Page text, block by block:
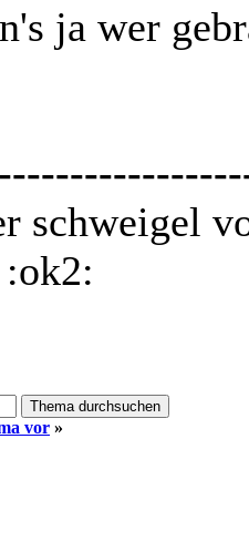
ja wer
schweigel
:ok2:
vor »